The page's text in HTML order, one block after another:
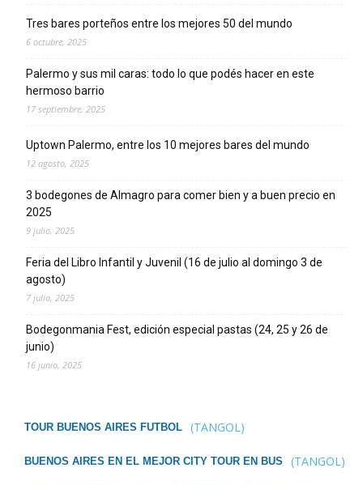
Tres bares porteños entre los mejores 50 del mundo
6 octubre, 2025
Palermo y sus mil caras: todo lo que podés hacer en este
hermoso barrio
17 septiembre, 2025
Uptown Palermo, entre los 10 mejores bares del mundo
12 agosto, 2025
3 bodegones de Almagro para comer bien y a buen precio en
2025
9 julio, 2025
Feria del Libro Infantil y Juvenil (16 de julio al domingo 3 de
agosto)
7 julio, 2025
Bodegonmania Fest, edición especial pastas (24, 25 y 26 de
junio)
16 junio, 2025
TOUR BUENOS AIRES FUTBOL (TANGOL)
BUENOS AIRES EN EL MEJOR CITY TOUR EN BUS (TANGOL)